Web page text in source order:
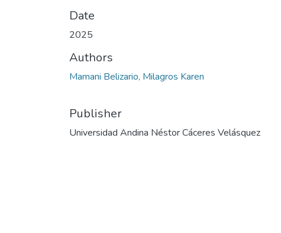
Date
2025
Authors
Mamani Belizario, Milagros Karen
Publisher
Universidad Andina Néstor Cáceres Velásquez